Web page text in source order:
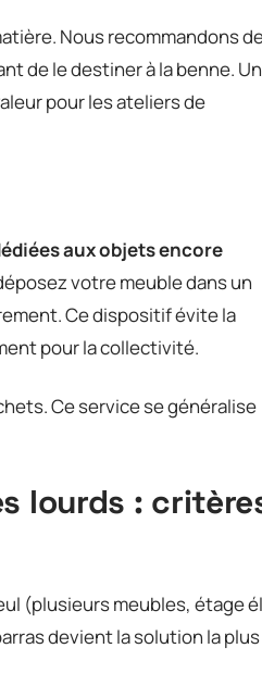
Nous recommandons
de le destiner à la benne. Un
pour les ateliers de
aux objets encore
votre meuble dans un
Ce dispositif évite la
pour la collectivité.
Ce service se généralise
lourds :
(plusieurs meubles, étage
devient la solution la plus